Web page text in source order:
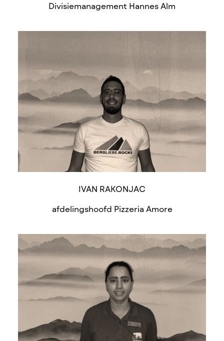
Divisiemanagement Hannes Alm
IVAN RAKONJAC
afdelingshoofd Pizzeria Amore